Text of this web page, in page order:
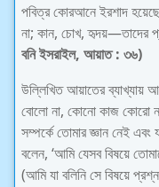
পবিত্র কোরআনে ইরশাদ
না; কান, চোখ, হৃদয়—তাদের
বনি ইসরাইল, আয়াত : ৩৬)
উল্লিখিত আয়াতের ব্যাখ্যায়
বোলো না, কোনো কাজ কোরো
সম্পর্কে তোমার জ্ঞান নেই এবং
বলেন, ‘আমি যেসব বিষয়ে
(আমি যা বলিনি সে বিষয়ে